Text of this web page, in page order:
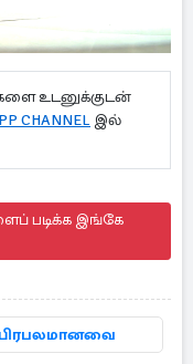
உடனுக்குடன்
CHANNEL இல்
படிக்க இங்கே